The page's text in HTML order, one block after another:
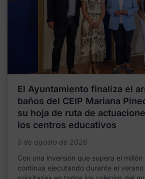
El Ayuntamiento finaliza el
baños del CEIP Mariana
su hoja de ruta de
los centros educativos
5 de agosto de 2026
Con una inversión que supera el
continúa ejecutando durante el